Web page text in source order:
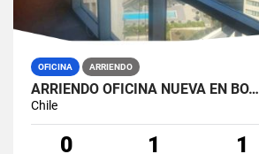
OFICINA ARRIENDO
ARRIENDO OFICINA NUEVA EN BO…
Chile
0 1 1